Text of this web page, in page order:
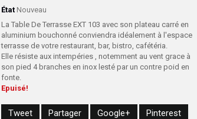
État Nouveau
La Table De Terrasse EXT 103 avec son plateau carré en
aluminium bouchonné conviendra idéalement à l'espace
terrasse de votre restaurant, bar, bistro, cafétéria.
Elle résiste aux intempéries , notemment au vent grace à
son pied 4 branches en inox lesté par un contre poid en
fonte.
Epuisé!
Tweet Partager Google+ Pinterest